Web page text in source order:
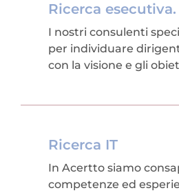
Ricerca
I nostri consulenti
per individuare
con la visione e gli
Ricerca IT
In Acertto siamo
competenze ed